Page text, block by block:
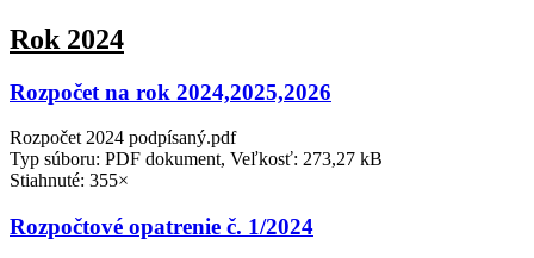
Rok 2024
Rozpočet na rok 2024,2025,2026
Rozpočet 2024 podpísaný.pdf
Typ súboru: PDF dokument, Veľkosť: 273,27 kB
Stiahnuté: 355×
Rozpočtové opatrenie č. 1/2024